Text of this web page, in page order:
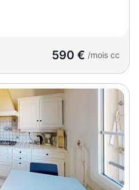
590 € /mois cc